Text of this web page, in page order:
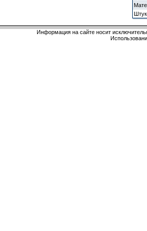
Штук
Информация на сайте носит